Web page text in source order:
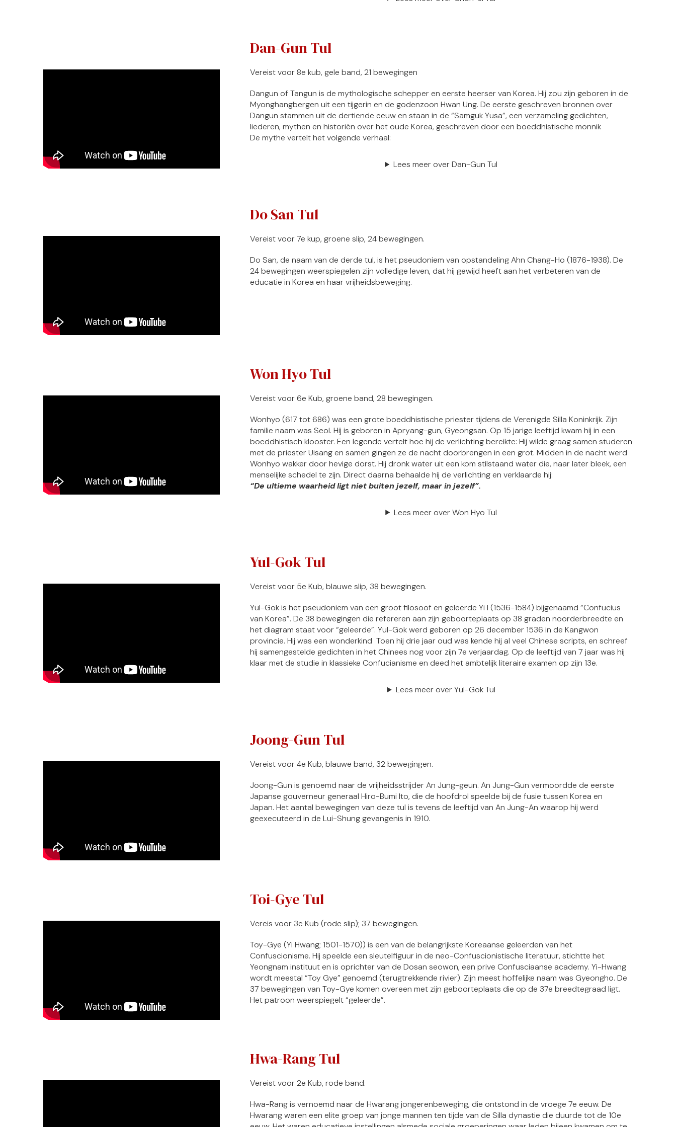
Dan-Gun Tul
Vereist voor 8e kub, gele band, 21 bewegingen
Dangun of Tangun is de mythologische schepper en eerste heerser van Korea. Hij zou zijn geboren in de
Myonghangbergen uit een tijgerin en de godenzoon Hwan Ung. De eerste geschreven bronnen over
Dangun stammen uit de dertiende eeuw en staan in de “Samguk Yusa”, een verzameling gedichten,
liederen, mythen en historiën over het oude Korea, geschreven door een boeddhistische monnik
De mythe vertelt het volgende verhaal:
Lees meer over Dan-Gun Tul
Do San Tul
Vereist voor 7e kup, groene slip, 24 bewegingen.
Do San, de naam van de derde tul, is het pseudoniem van opstandeling Ahn Chang-Ho (1876-1938). De
24 bewegingen weerspiegelen zijn volledige leven, dat hij gewijd heeft aan het verbeteren van de
educatie in Korea en haar vrijheidsbeweging.
Won Hyo Tul
Vereist voor 6e Kub, groene band, 28 bewegingen.
Wonhyo (617 tot 686) was een grote boeddhistische priester tijdens de Verenigde Silla Koninkrijk. Zijn
familie naam was Seol. Hij is geboren in Apryang-gun, Gyeongsan. Op 15 jarige leeftijd kwam hij in een
boeddhistisch klooster. Een legende vertelt hoe hij de verlichting bereikte: Hij wilde graag samen studeren
met de priester Uisang en samen gingen ze de nacht doorbrengen in een grot. Midden in de nacht werd
Wonhyo wakker door hevige dorst. Hij dronk water uit een kom stilstaand water die, naar later bleek, een
menselijke schedel te zijn. Direct daarna behaalde hij de verlichting en verklaarde hij:
“De ultieme waarheid ligt niet buiten jezelf, maar in jezelf”.
Lees meer over Won Hyo Tul
Yul-Gok Tul
Vereist voor 5e Kub, blauwe slip, 38 bewegingen.
Yul-Gok is het pseudoniem van een groot filosoof en geleerde Yi I (1536-1584) bijgenaamd “Confucius
van Korea”. De 38 bewegingen die refereren aan zijn geboorteplaats op 38 graden noorderbreedte en
het diagram staat voor “geleerde”. Yul-Gok werd geboren op 26 december 1536 in de Kangwon
provincie. Hij was een wonderkind Toen hij drie jaar oud was kende hij al veel Chinese scripts, en schreef
hij samengestelde gedichten in het Chinees nog voor zijn 7e verjaardag. Op de leeftijd van 7 jaar was hij
klaar met de studie in klassieke Confucianisme en deed het ambtelijk literaire examen op zijn 13e.
Lees meer over Yul-Gok Tul
Joong-Gun Tul
Vereist voor 4e Kub, blauwe band, 32 bewegingen.
Joong-Gun is genoemd naar de vrijheidsstrijder An Jung-geun. An Jung-Gun vermoordde de eerste
Japanse gouverneur generaal Hiro-Bumi Ito, die de hoofdrol speelde bij de fusie tussen Korea en
Japan. Het aantal bewegingen van deze tul is tevens de leeftijd van An Jung-An waarop hij werd
geexecuteerd in de Lui-Shung gevangenis in 1910.
Toi-Gye Tul
Vereis voor 3e Kub (rode slip); 37 bewegingen.
Toy-Gye (Yi Hwang; 1501-1570)) is een van de belangrijkste Koreaanse geleerden van het
Confuscionisme. Hij speelde een sleutelfiguur in de neo-Confuscionistische literatuur, stichtte het
Yeongnam instituut en is oprichter van de Dosan seowon, een prive Confusciaanse academy. Yi-Hwang
wordt meestal “Toy Gye” genoemd (terugtrekkende rivier). Zijn meest hoffelijke naam was Gyeongho. De
37 bewegingen van Toy-Gye komen overeen met zijn geboorteplaats die op de 37e breedtegraad ligt.
Het patroon weerspiegelt “geleerde”.
Hwa-Rang Tul
Vereist voor 2e Kub, rode band.
Hwa-Rang is vernoemd naar de Hwarang jongerenbeweging, die ontstond in de vroege 7e eeuw. De
Hwarang waren een elite groep van jonge mannen ten tijde van de Silla dynastie die duurde tot de 10e